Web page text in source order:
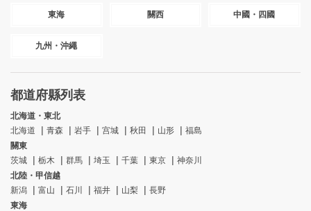
東海 關西 中國・四國
九州・沖繩
都道府縣列表
北海道・東北
北海道
青森 岩手 宫城 秋田 山形
福島
關東
茨城
栃木 群馬 埼玉 千葉 東京
神奈川
北陸・甲信越
新潟
富山 石川 福井 山梨
長野
東海